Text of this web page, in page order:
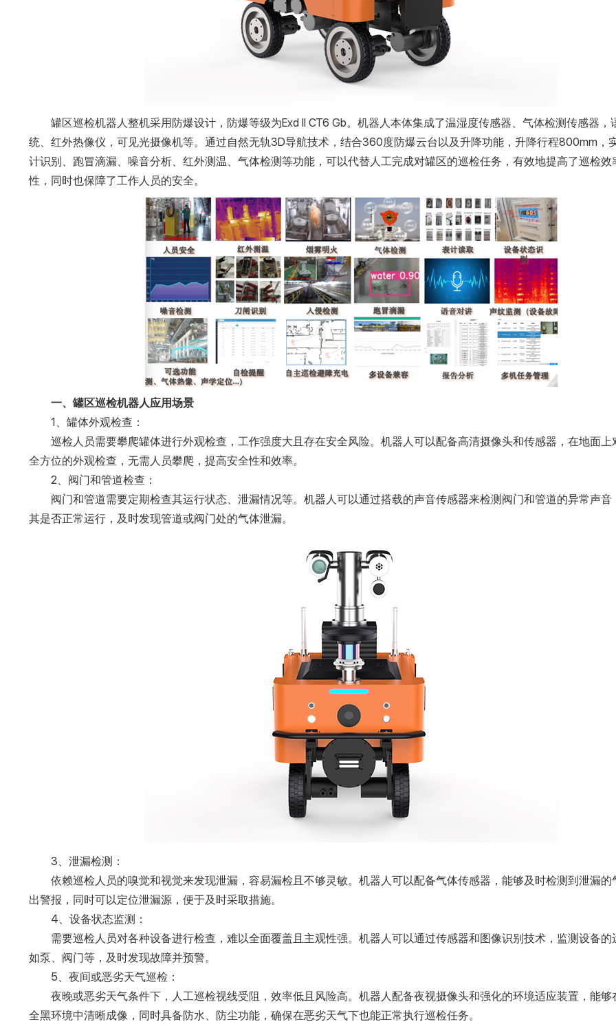
罐区巡检机器人整机采用防爆设计，防爆等级为Exd II CT6 Gb。机器人本体集成了温湿度传感器、气体检测传感器，
统、红外热像仪，可见光摄像机等。通过自然无轨3D导航技术，结合360度防爆云台以及升降功能，升降行程800mm，
计识别、跑冒滴漏、噪音分析、红外测温、气体检测等功能，可以代替人工完成对罐区的巡检任务，有效地提高了巡检效
性，同时也保障了工作人员的安全。
一、罐区巡检机器人应用场景
1、罐体外观检查：
巡检人员需要攀爬罐体进行外观检查，工作强度大且存在安全风险。机器人可以配备高清摄像头和传感器，在地面上
全方位的外观检查，无需人员攀爬，提高安全性和效率。
2、阀门和管道检查：
阀门和管道需要定期检查其运行状态、泄漏情况等。机器人可以通过搭载的声音传感器来检测阀门和管道的异常声音
其是否正常运行，及时发现管道或阀门处的气体泄漏。
3、泄漏检测：
依赖巡检人员的嗅觉和视觉来发现泄漏，容易漏检且不够灵敏。机器人可以配备气体传感器，能够及时检测到泄漏的
出警报，同时可以定位泄漏源，便于及时采取措施。
4、设备状态监测：
需要巡检人员对各种设备进行检查，难以全面覆盖且主观性强。机器人可以通过传感器和图像识别技术，监测设备的
如泵、阀门等，及时发现故障并预警。
5、夜间或恶劣天气巡检：
夜晚或恶劣天气条件下，人工巡检视线受阻，效率低且风险高。机器人配备夜视摄像头和强化的环境适应装置，能够
全黑环境中清晰成像，同时具备防水、防尘功能，确保在恶劣天气下也能正常执行巡检任务。